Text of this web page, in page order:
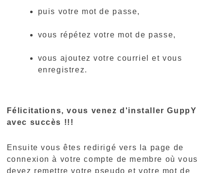
puis votre mot de passe,
vous répétez votre mot de passe,
vous ajoutez votre courriel et vous
enregistrez.
Félicitations, vous venez d'installer GuppY
avec succès !!!
Ensuite vous êtes redirigé vers la page de
connexion à votre compte de membre où vous
devez remettre votre pseudo et votre mot de